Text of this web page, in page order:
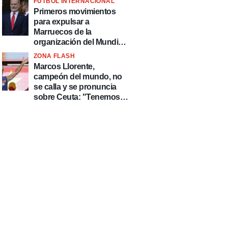
fútbol"
Primeros movimientos
para expulsar a
Marruecos de la
organización del Mundial
2030
ZONA FLASH
Marcos Llorente,
campeón del mundo, no
se calla y se pronuncia
sobre Ceuta: "Tenemos